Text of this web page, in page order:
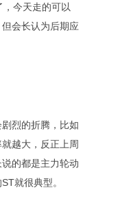
今天走的可以
会长认为后期应
烈的折腾，比如
越大，反正上周
的都是主力轮动
就很典型。